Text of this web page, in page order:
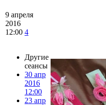
9 апреля
2016
12:00 4
Другие
сеансы
30 апр
2016
12:00
23 апр